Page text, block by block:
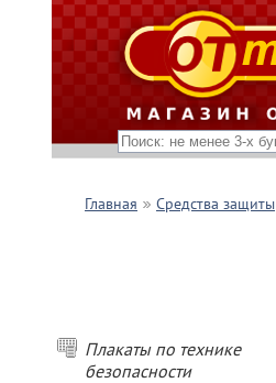
Главная Средства защиты
Плакаты по технике
безопасности